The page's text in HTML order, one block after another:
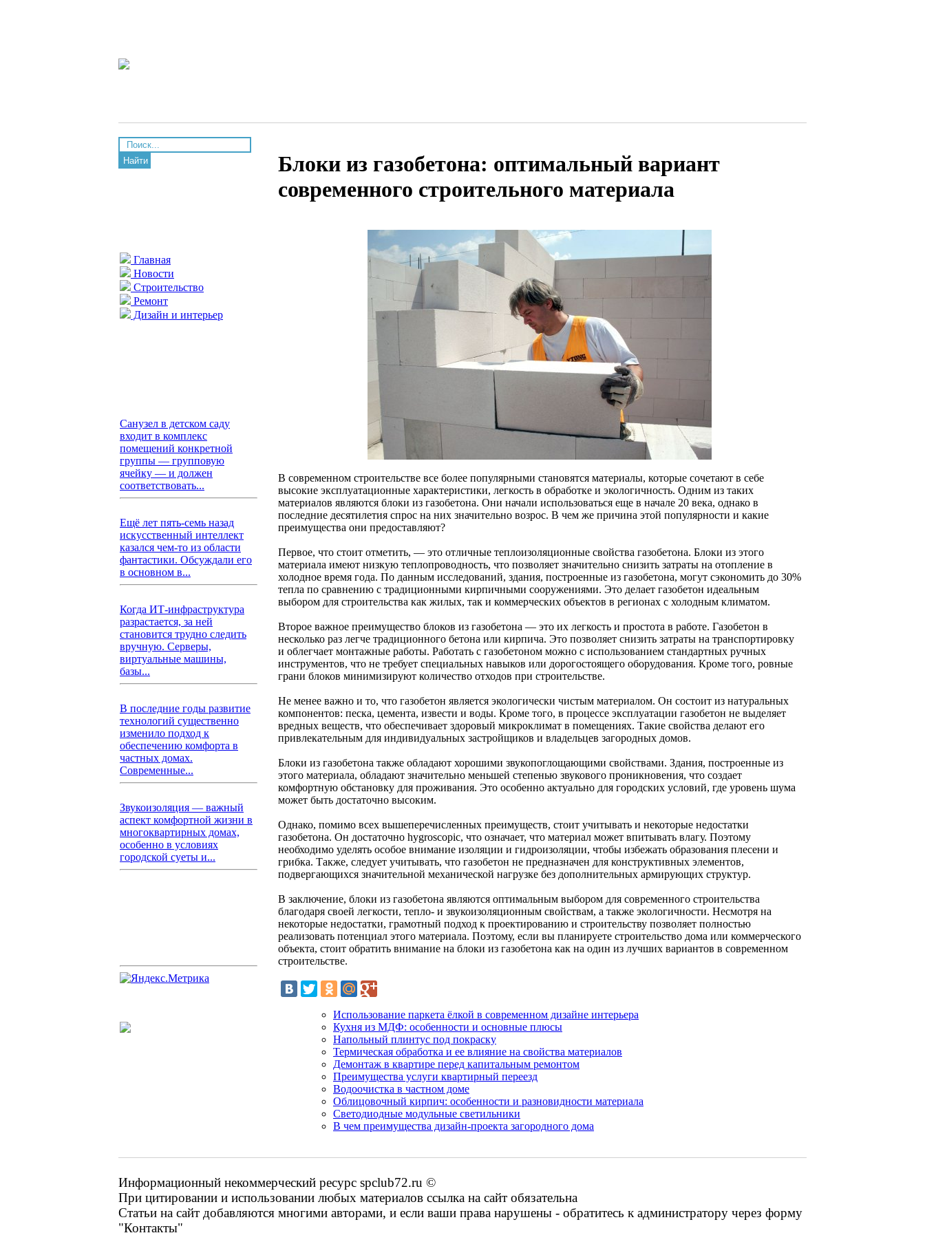
Найти
Главная
Новости
Строительство
Ремонт
Дизайн и интерьер
Санузел в детском саду
входит в комплекс
помещений конкретной
группы — групповую
ячейку — и должен
соответствовать...
Ещё лет пять-семь назад
искусственный интеллект
казался чем-то из области
фантастики. Обсуждали его
в основном в...
Когда ИТ-инфраструктура
разрастается, за ней
становится трудно следить
вручную. Серверы,
виртуальные машины,
базы...
В последние годы развитие
технологий существенно
изменило подход к
обеспечению комфорта в
частных домах.
Современные...
Звукоизоляция — важный
аспект комфортной жизни в
многоквартирных домах,
особенно в условиях
городской суеты и...
Блоки из газобетона: оптимальный вариант
современного строительного материала
В современном строительстве все более популярными становятся материалы, которые сочетают в себе
высокие эксплуатационные характеристики, легкость в обработке и экологичность. Одним из таких
материалов являются блоки из газобетона. Они начали использоваться еще в начале 20 века, однако в
последние десятилетия спрос на них значительно возрос. В чем же причина этой популярности и какие
преимущества они предоставляют?
Первое, что стоит отметить, — это отличные теплоизоляционные свойства газобетона. Блоки из этого
материала имеют низкую теплопроводность, что позволяет значительно снизить затраты на отопление в
холодное время года. По данным исследований, здания, построенные из газобетона, могут сэкономить до 30%
тепла по сравнению с традиционными кирпичными сооружениями. Это делает газобетон идеальным
выбором для строительства как жилых, так и коммерческих объектов в регионах с холодным климатом.
Второе важное преимущество блоков из газобетона — это их легкость и простота в работе. Газобетон в
несколько раз легче традиционного бетона или кирпича. Это позволяет снизить затраты на транспортировку
и облегчает монтажные работы. Работать с газобетоном можно с использованием стандартных ручных
инструментов, что не требует специальных навыков или дорогостоящего оборудования. Кроме того, ровные
грани блоков минимизируют количество отходов при строительстве.
Не менее важно и то, что газобетон является экологически чистым материалом. Он состоит из натуральных
компонентов: песка, цемента, извести и воды. Кроме того, в процессе эксплуатации газобетон не выделяет
вредных веществ, что обеспечивает здоровый микроклимат в помещениях. Такие свойства делают его
привлекательным для индивидуальных застройщиков и владельцев загородных домов.
Блоки из газобетона также обладают хорошими звукопоглощающими свойствами. Здания, построенные из
этого материала, обладают значительно меньшей степенью звукового проникновения, что создает
комфортную обстановку для проживания. Это особенно актуально для городских условий, где уровень шума
может быть достаточно высоким.
Однако, помимо всех вышеперечисленных преимуществ, стоит учитывать и некоторые недостатки
газобетона. Он достаточно hygroscopic, что означает, что материал может впитывать влагу. Поэтому
необходимо уделять особое внимание изоляции и гидроизоляции, чтобы избежать образования плесени и
грибка. Также, следует учитывать, что газобетон не предназначен для конструктивных элементов,
подвергающихся значительной механической нагрузке без дополнительных армирующих структур.
В заключение, блоки из газобетона являются оптимальным выбором для современного строительства
благодаря своей легкости, тепло- и звукоизоляционным свойствам, а также экологичности. Несмотря на
некоторые недостатки, грамотный подход к проектированию и строительству позволяет полностью
реализовать потенциал этого материала. Поэтому, если вы планируете строительство дома или коммерческого
объекта, стоит обратить внимание на блоки из газобетона как на один из лучших вариантов в современном
строительстве.
Использование паркета ёлкой в современном дизайне интерьера
Кухня из МДФ: особенности и основные плюсы
Напольный плинтус под покраску
Термическая обработка и ее влияние на свойства материалов
Демонтаж в квартире перед капитальным ремонтом
Преимущества услуги квартирный переезд
Водоочистка в частном доме
Облицовочный кирпич: особенности и разновидности материала
Светодиодные модульные светильники
В чем преимущества дизайн-проекта загородного дома
Информационный некоммерческий ресурс spclub72.ru ©
При цитировании и использовании любых материалов ссылка на сайт обязательна
Статьи на сайт добавляются многими авторами, и если ваши права нарушены - обратитесь к администратору через форму
"Контакты"